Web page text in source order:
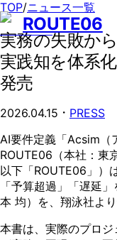
ROUTE06
TOP/ニュース一覧
実務の失敗か
実践知を体系
発売
2026.04.15 ・ PRESS
AI要件定義「Acsim（
ROUTE06（本社：東
以下「ROUTE06」）
「予算超過」「遅延
本 均）を、翔泳社より
本書は、実際のプロ